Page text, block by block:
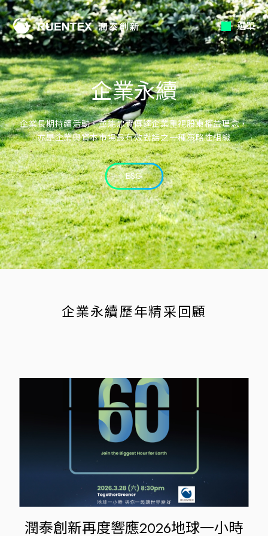
選單
企業永續
企業長期持續活動，並能忠實傳達企業重視股東權益理念，
亦是企業與資本市場最有效對話之一種策略性組織
ESG
企業永續歷年精采回顧
潤泰創新再度響應2026地球一小時